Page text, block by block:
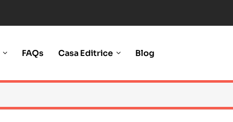
FAQs Casa Editrice Blog